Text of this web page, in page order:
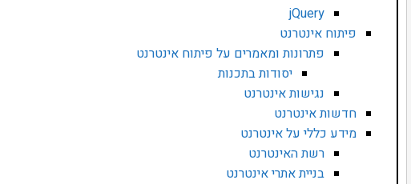
jQuery
פיתוח אינטרנט
פתרונות ומאמרים על פיתוח אינטרנט
יסודות בתכנות
נגישות אינטרנט
חדשות אינטרנט
מידע כללי על אינטרנט
רשת האינטרנט
בניית אתרי אינטרנט